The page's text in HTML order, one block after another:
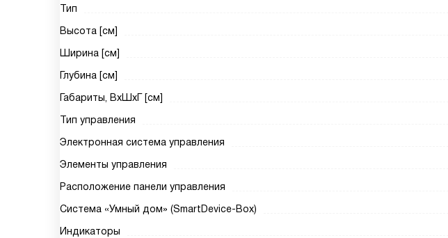
Тип
Высота [см]
Ширина [см]
Глубина [см]
Габариты, ВxШxГ [см]
Тип управления
Электронная система управления
Элементы управления
Расположение панели управления
Система «Умный дом» (SmartDevice-Box)
Индикаторы